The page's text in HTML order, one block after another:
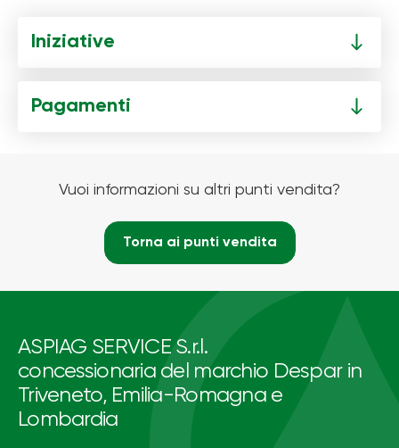
Iniziative
Pagamenti
Vuoi informazioni su altri punti vendita?
Torna ai punti vendita
ASPIAG SERVICE S.r.l.
concessionaria del marchio Despar in
Triveneto, Emilia-Romagna e
Lombardia